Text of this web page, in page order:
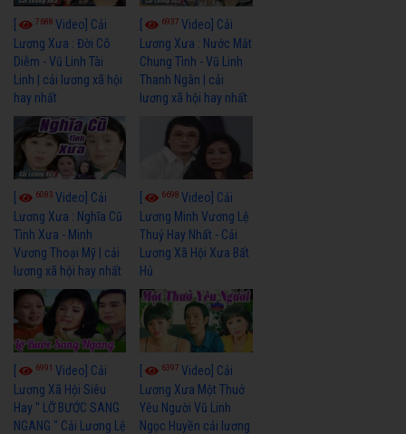
7688 Video] Cải
Lương Xưa : Đời Cô
Diễm - Vũ Linh Tài
Linh | cải lương xã hội
hay nhất
6937Video] Cải
Lương Xưa : Nước Mắt
Chung Tình - Vũ Linh
Thanh Ngân | cải
lương xã hội hay nhất
6083 Video] Cải
Lương Xưa : Nghĩa Cũ
Tình Xưa - Minh
Vương Thoại Mỹ | cải
lương xã hội hay nhất
6698Video] Cải
Lương Minh Vương Lệ
Thuỷ Hay Nhất - Cải
Lương Xã Hội Xưa Bất
Hủ
6991 Video] Cải
Lương Xã Hội Siêu
Hay " LỠ BƯỚC SANG
NGANG " Cải Lương Lệ
6397Video] Cải
Lương Xưa Một Thuở
Yêu Người Vũ Linh
Ngọc Huyền cải lương